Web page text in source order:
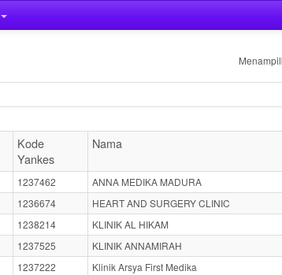
Kode
Yankes
Nama
1237462
ANNA MEDIKA MADURA
1236674
HEART AND SURGERY CLINIC
1238214
KLINIK AL HIKAM
1237525
KLINIK ANNAMIRAH
1237222
Klinik Arsya First Medika